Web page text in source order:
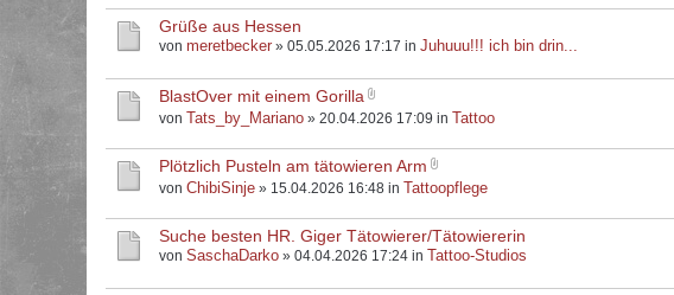
Grüße aus Hessen
von meretbecker » 05.05.2026 17:17 in Juhuuu!!! ich bin drin...
BlastOver mit einem Gorilla
von Tats_by_Mariano » 20.04.2026 17:09 in Tattoo
Plötzlich Pusteln am tätowieren Arm
von ChibiSinje » 15.04.2026 16:48 in Tattoopflege
Suche besten HR. Giger Tätowierer/Tätowiererin
von SaschaDarko » 04.04.2026 17:24 in Tattoo-Studios